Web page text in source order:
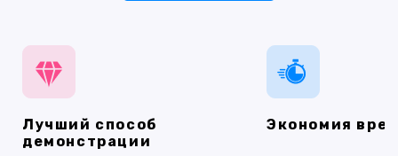
Лучший способ
демонстрации
Экономия